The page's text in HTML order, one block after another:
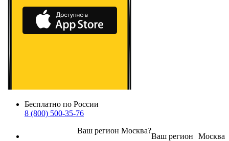
Бесплатно по России
8 (800) 500-35-76
Москва
Ваш регион
Ваш регион Москва?